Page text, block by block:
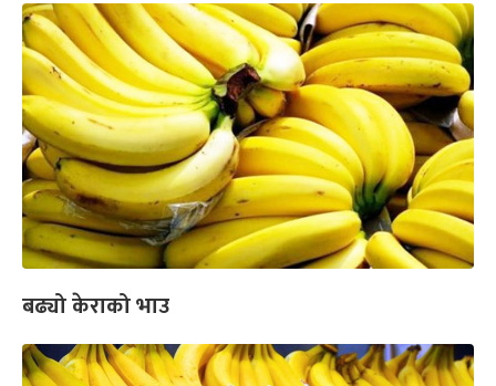
बढ्यो केराको भाउ